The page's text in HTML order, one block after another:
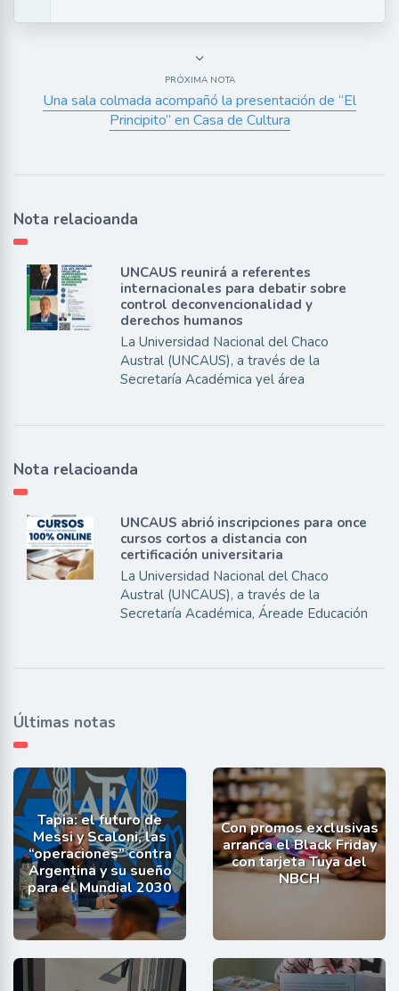
PRÓXIMA NOTA
Una sala colmada acompañó la presentación de “El
Principito” en Casa de Cultura
Nota relacioanda
UNCAUS reunirá a referentes
internacionales para debatir sobre
control deconvencionalidad y
derechos humanos
La Universidad Nacional del Chaco
Austral (UNCAUS), a través de la
Secretaría Académica yel área
Nota relacioanda
UNCAUS abrió inscripciones para once
cursos cortos a distancia con
certificación universitaria
La Universidad Nacional del Chaco
Austral (UNCAUS), a través de la
Secretaría Académica, Áreade Educación
Últimas notas
Tapia: el futuro de
Messi y Scaloni, las
“operaciones” contra
Argentina y su sueño
para el Mundial 2030
Con promos exclusivas
arranca el Black Friday
con tarjeta Tuya del
NBCH